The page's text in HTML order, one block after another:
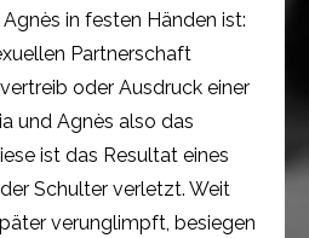
in festen Händen ist:
Partnerschaft
oder Ausdruck einer
und Agnès also das
ist das Resultat eines
Schulter verletzt. Weit
verunglimpft, besiegen